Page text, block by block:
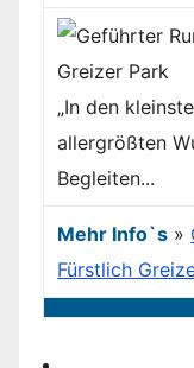
„In den
allergrößten
Begleiten...
Mehr Info`s »
Fürstlich